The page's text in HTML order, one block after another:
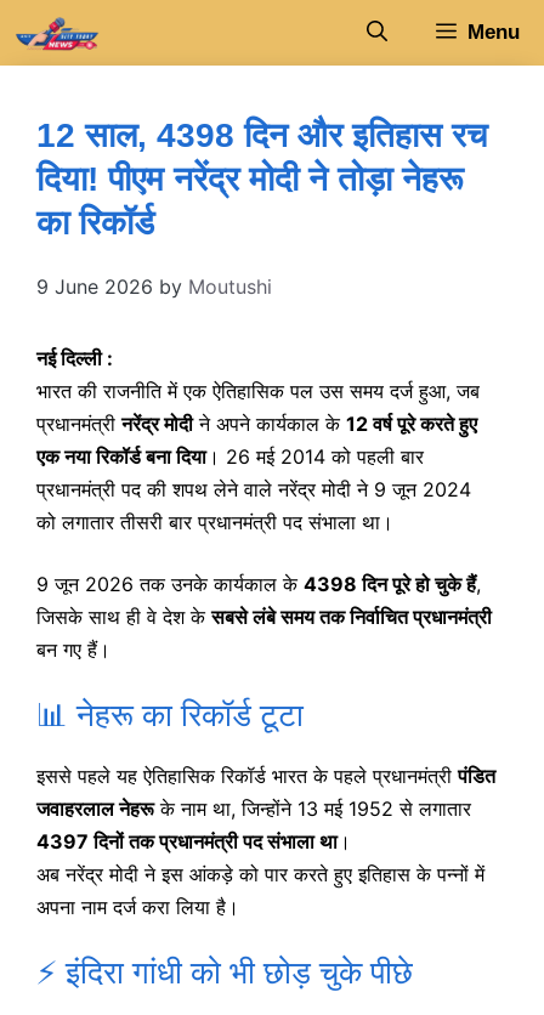
Menu
12 साल, 4398 दिन और इतिहास रच
दिया! पीएम नरेंद्र मोदी ने तोड़ा नेहरू
का रिकॉर्ड
9 June 2026 by Moutushi
नई दिल्ली :
भारत की राजनीति में एक ऐतिहासिक पल उस समय दर्ज हुआ, जब
प्रधानमंत्रीनरेंद्र मोदीने अपने कार्यकाल के 12 वर्ष पूरे करते हुए
एक नया रिकॉर्ड बना दिया। 26 मई 2014 को पहली बार
प्रधानमंत्री पद की शपथ लेने वाले नरेंद्र मोदी ने 9 जून 2024
को लगातार तीसरी बार प्रधानमंत्री पद संभाला था।
9 जून 2026 तक उनके कार्यकाल के 4398 दिन पूरे हो चुके हैं,
जिसके साथ ही वे देश केसबसे लंबे समय तक निर्वाचित प्रधानमंत्री
बन गए हैं।
📊 नेहरू का रिकॉर्ड टूटा
इससे पहले यह ऐतिहासिक रिकॉर्ड भारत के पहले प्रधानमंत्रीपंडित
जवाहरलाल नेहरूके नाम था, जिन्होंने 13 मई 1952 से लगातार
4397 दिनों तक प्रधानमंत्री पद संभाला था।
अब नरेंद्र मोदी ने इस आंकड़े को पार करते हुए इतिहास के पन्नों में
अपना नाम दर्ज करा लिया है।
⚡ इंदिरा गांधी को भी छोड़ चुके पीछे